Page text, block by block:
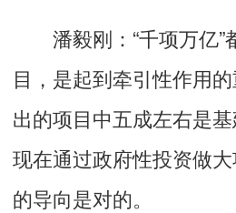
潘毅刚：“千项万亿”
目，是起到牵引性作用
出的项目中五成左右是
现在通过政府性投资做
的导向是对的。